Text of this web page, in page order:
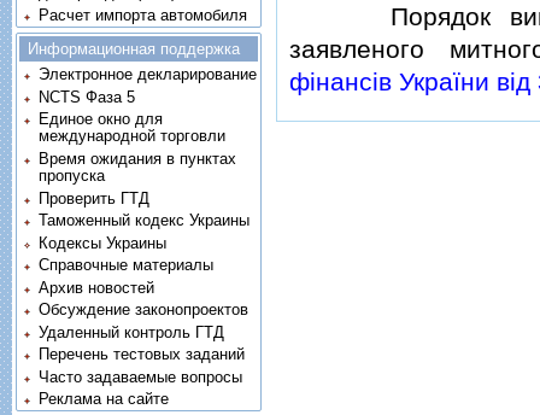
Порядок
заявленого
фiнансiв України
Расчет импорта автомобиля
Информационная поддержка
Электронное декларирование
NCTS Фаза 5
Единое окно для
международной торговли
Время ожидания в пунктах
пропуска
Проверить ГТД
Таможенный кодекс Украины
Кодексы Украины
Справочные материалы
Архив новостей
Обсуждение законопроектов
Удаленный контроль ГТД
Перечень тестовых заданий
Часто задаваемые вопросы
Реклама на сайте